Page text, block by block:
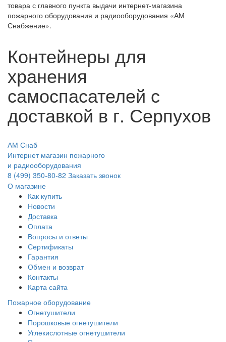
товара с главного пункта выдачи интернет-магазина
пожарного оборудования и радиооборудования «АМ
Снабжение».
Контейнеры для
хранения
самоспасателей с
доставкой в г. Серпухов
АМ Снаб
Интернет магазин пожарного
и радиооборудования
8 (499) 350-80-82 Заказать звонок
О магазине
Как купить
Новости
Доставка
Оплата
Вопросы и ответы
Сертификаты
Гарантия
Обмен и возврат
Контакты
Карта сайта
Пожарное оборудование
Огнетушители
Порошковые огнетушители
Углекислотные огнетушители